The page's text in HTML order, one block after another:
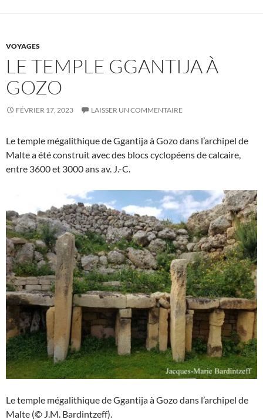
VOYAGES
LE TEMPLE GGANTIJA À
GOZO
FÉVRIER 17, 2023 LAISSER UN COMMENTAIRE
Le temple mégalithique de Ggantija à Gozo dans l’archipel de
Malte a été construit avec des blocs cyclopéens de calcaire,
entre 3600 et 3000 ans av. J.-C.
Le temple mégalithique de Ggantija à Gozo dans l’archipel de
Malte (© J.M. Bardintzeff).